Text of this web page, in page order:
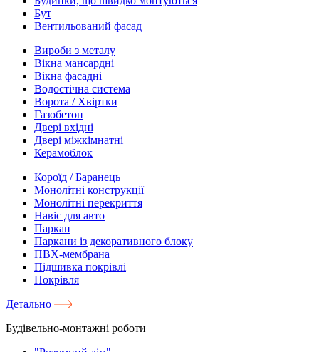
Бут
Вентильований фасад
Вироби з металу
Вікна мансардні
Вікна фасадні
Водостічна система
Ворота / Хвіртки
Газобетон
Двері вхідні
Двері міжкімнатні
Керамоблок
Короїд / Баранець
Монолітні конструкції
Монолітні перекриття
Навіс для авто
Паркан
Паркани із декоративного блоку
ПВХ-мембрана
Підшивка покрівлі
Покрівля
Детально
Будівельно-монтажні роботи